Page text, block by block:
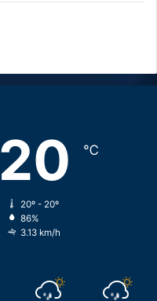
20 ℃
20º - 20º
86%
3.13 km/h